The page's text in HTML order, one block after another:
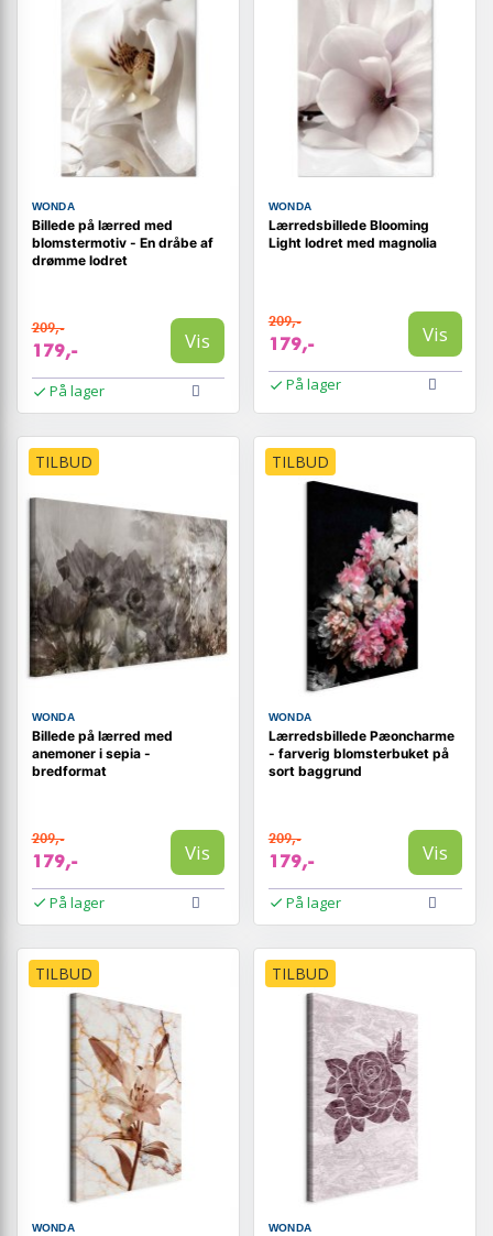
WONDA
Billede på lærred med
blomstermotiv - En dråbe af
drømme lodret
209,-
179,- Vis
På lager
WONDA
Lærredsbillede Blooming
Light lodret med magnolia
209,-
179,- Vis
På lager
TILBUD
WONDA
Billede på lærred med
anemoner i sepia -
bredformat
209,-
179,- Vis
På lager
TILBUD
WONDA
Lærredsbillede Pæoncharme
- farverig blomsterbuket på
sort baggrund
209,-
179,- Vis
På lager
TILBUD
WONDA
TILBUD
WONDA